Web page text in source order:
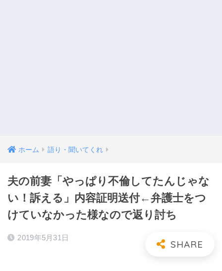
ホーム 語り・聞いてくれ
夫の前妻「やっぱり不倫してたんじゃな
い！訴える」内容証明送付←弁護士をつ
けていなかった様なので返り討ち
2019年5月31日